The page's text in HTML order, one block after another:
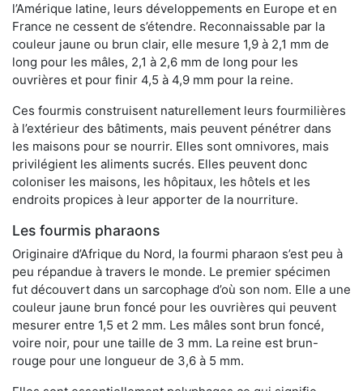
l’Amérique latine, leurs développements en Europe et en
France ne cessent de s’étendre. Reconnaissable par la
couleur jaune ou brun clair, elle mesure 1,9 à 2,1 mm de
long pour les mâles, 2,1 à 2,6 mm de long pour les
ouvrières et pour finir 4,5 à 4,9 mm pour la reine.
Ces fourmis construisent naturellement leurs fourmilières
à l’extérieur des bâtiments, mais peuvent pénétrer dans
les maisons pour se nourrir. Elles sont omnivores, mais
privilégient les aliments sucrés. Elles peuvent donc
coloniser les maisons, les hôpitaux, les hôtels et les
endroits propices à leur apporter de la nourriture.
Les fourmis pharaons
Originaire d’Afrique du Nord, la fourmi pharaon s’est peu à
peu répandue à travers le monde. Le premier spécimen
fut découvert dans un sarcophage d’où son nom. Elle a une
couleur jaune brun foncé pour les ouvrières qui peuvent
mesurer entre 1,5 et 2 mm. Les mâles sont brun foncé,
voire noir, pour une taille de 3 mm. La reine est brun-
rouge pour une longueur de 3,6 à 5 mm.